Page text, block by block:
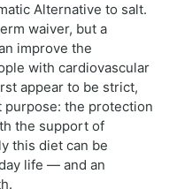
Alternative to salt.
waiver, but a
improve the
with cardiovascular
appear to be strict,
purpose: the protection
the support of
this diet can be
life — and an